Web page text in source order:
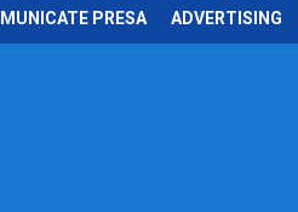
PRESA ADVERTISING